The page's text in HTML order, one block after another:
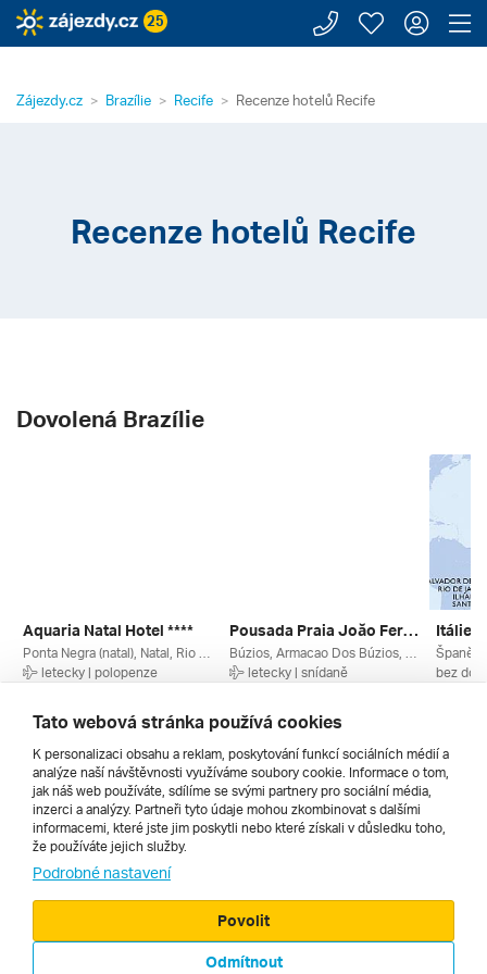
25 Zavolejte
Moje
Zájezdy.cz Brazílie Recife Recenze hotelů Recife
Recenze hotelů Recife
Dovolená Brazílie
Aquaria Natal Hotel ****
letecky | polopenze
59 209 Kč
Pousada Praia Joăo Fernandes ****
letecky | snídaně
79 779 Kč
bez
Všechny
Cestopisy
Tato webová stránka používá cookies
K personalizaci obsahu a reklam, poskytování funkcí sociálních médií a
analýze naší návštěvnosti využíváme soubory cookie. Informace o tom,
jak náš web používáte, sdílíme se svými partnery pro sociální média,
inzerci a analýzy. Partneři tyto údaje mohou zkombinovat s dalšími
informacemi, které jste jim poskytli nebo které získali v důsledku toho,
že používáte jejich služby.
Podrobné nastavení
Odmítnout
Povolit